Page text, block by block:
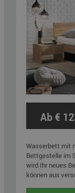
Ab €
Wasserbett mit
Bettgestelle im
wird Ihr neues
können aus